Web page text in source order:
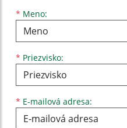
* Meno:
Meno
* Priezvisko:
Priezvisko
* E-mailová adresa:
E-mailová adresa